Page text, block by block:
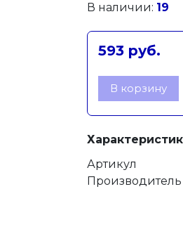
В наличии: 19
593 руб.
В корзину
Артикул
Производитель